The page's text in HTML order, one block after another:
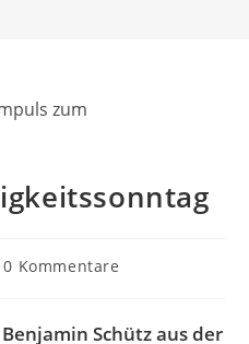
0 Kommentare
Schütz aus der